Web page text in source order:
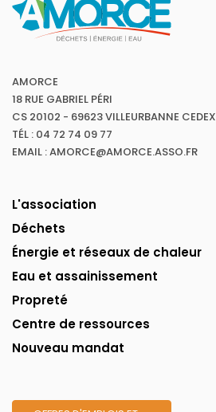
AMORCE
18 RUE GABRIEL PÉRI
CS 20102 - 69623 VILLEURBANNE CEDEX
TÉL : 04 72 74 09 77
EMAIL : AMORCE@AMORCE.ASSO.FR
L'association
Déchets
Énergie et réseaux de chaleur
Eau et assainissement
Propreté
Centre de ressources
Nouveau mandat